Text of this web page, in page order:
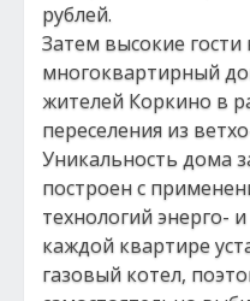
рублей.
Затем высокие
многоквартирный
жителей Коркино в
переселения из
Уникальность дома
построен с
технологий энерго-
каждой квартире
газовый котел,